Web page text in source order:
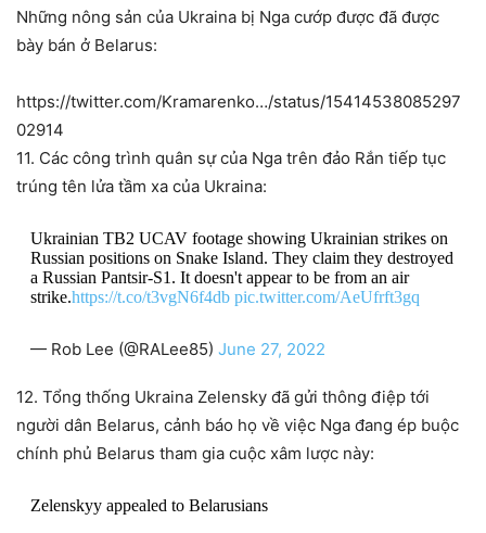
Những nông sản của Ukraina bị Nga cướp được đã được
bày bán ở Belarus:
https://twitter.com/Kramarenko…/status/15414538085297
02914
11. Các công trình quân sự của Nga trên đảo Rắn tiếp tục
trúng tên lửa tầm xa của Ukraina:
Ukrainian TB2 UCAV footage showing Ukrainian strikes on
Russian positions on Snake Island. They claim they destroyed
a Russian Pantsir-S1. It doesn't appear to be from an air
strike.https://t.co/t3vgN6f4db pic.twitter.com/AeUfrft3gq
— Rob Lee (@RALee85) June 27, 2022
12. Tổng thống Ukraina Zelensky đã gửi thông điệp tới
người dân Belarus, cảnh báo họ về việc Nga đang ép buộc
chính phủ Belarus tham gia cuộc xâm lược này:
Zelenskyy appealed to Belarusians